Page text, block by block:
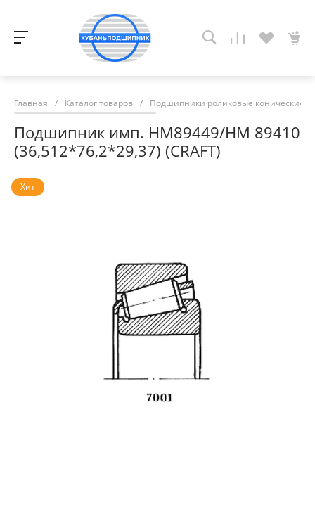
Главная / Каталог товаров / Подшипники роликовые конические
Подшипник имп. HM89449/HM 89410
(36,512*76,2*29,37) (CRAFT)
Хит